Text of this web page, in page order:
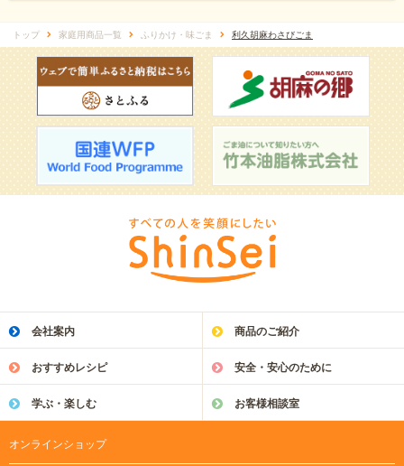
トップ 家庭用商品一覧 ふりかけ・味ごま 利久胡麻わさびごま
会社案内 商品のご紹介
おすすめレシピ 安全・安心のために
学ぶ・楽しむ お客様相談室
オンラインショップ